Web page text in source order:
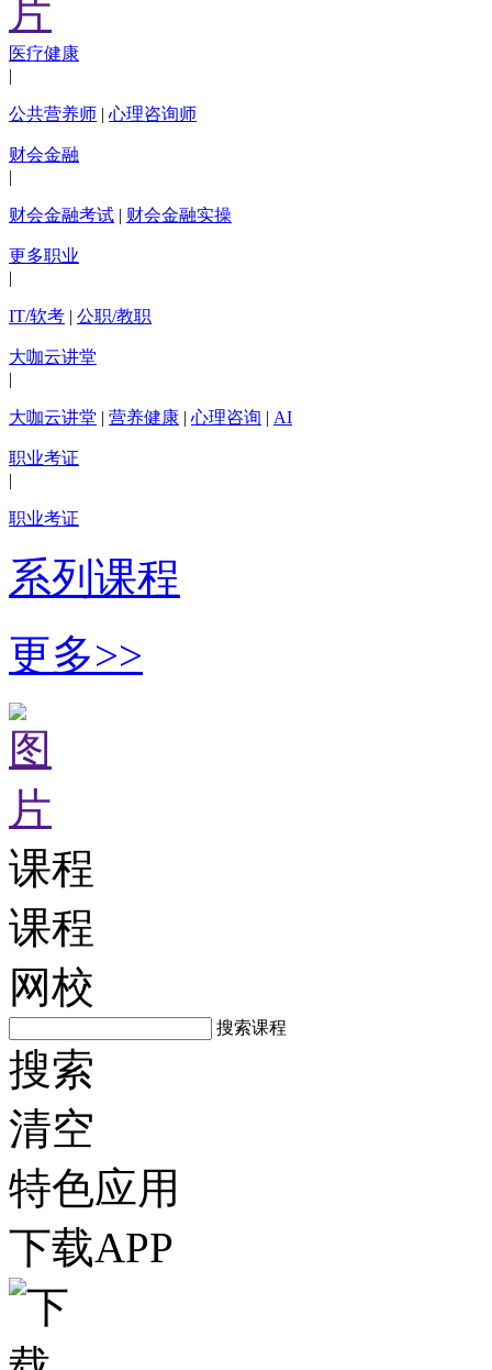
医疗健康
|
公共营养师 | 心理咨询师
财会金融
|
财会金融考试 | 财会金融实操
更多职业
|
IT/软考 | 公职/教职
大咖云讲堂
|
大咖云讲堂 | 营养健康 | 心理咨询 | AI
职业考证
|
职业考证
系列课程
更多>>
课程
课程
网校
搜索课程
搜索
清空
特色应用
下载APP